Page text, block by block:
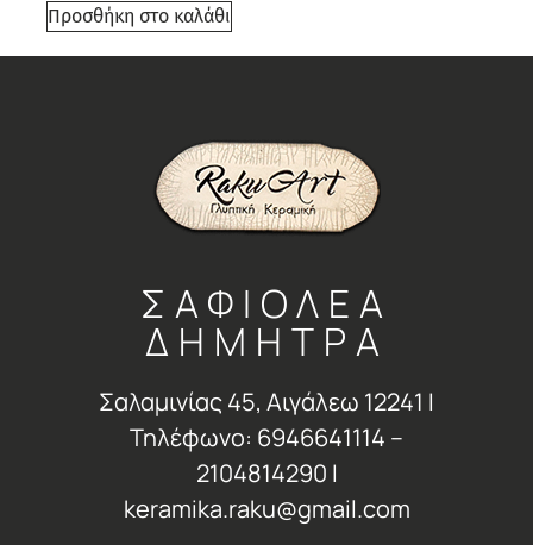
Προσθήκη στο καλάθι
ΣΑΦΙΟΛΕΑ
ΔΗΜΗΤΡΑ
Σαλαμινίας 45, Αιγάλεω 12241 Ι
Τηλέφωνο: 6946641114 –
2104814290 Ι
keramika.raku@gmail.com